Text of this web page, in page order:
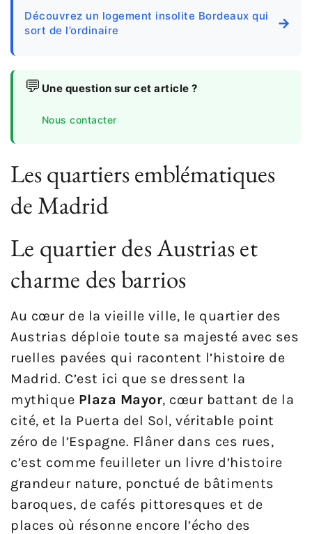
Découvrez un logement insolite Bordeaux qui
sort de l’ordinaire
→
💬 Une question sur cet article ?
Nous contacter
Les quartiers emblématiques
de Madrid
Le quartier des Austrias et
charme des barrios
Au cœur de la vieille ville, le quartier des
Austrias déploie toute sa majesté avec ses
ruelles pavées qui racontent l’histoire de
Madrid. C’est ici que se dressent la
mythique Plaza Mayor, cœur battant de la
cité, et la Puerta del Sol, véritable point
zéro de l’Espagne. Flâner dans ces rues,
c’est comme feuilleter un livre d’histoire
grandeur nature, ponctué de bâtiments
baroques, de cafés pittoresques et de
places où résonne encore l’écho des